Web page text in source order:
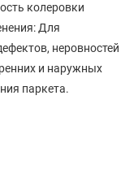
колеровки
Для
неровностей
и наружных
паркета.